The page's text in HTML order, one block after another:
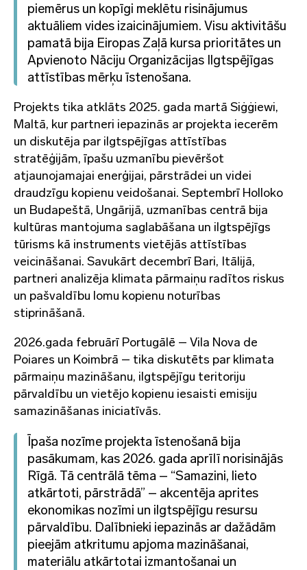
piemērus un kopīgi meklētu risinājumus
aktuāliem vides izaicinājumiem. Visu aktivitāšu
pamatā bija Eiropas Zaļā kursa prioritātes un
Apvienoto Nāciju Organizācijas Ilgtspējīgas
attīstības mērķu īstenošana.
Projekts tika atklāts 2025. gada martā Siġġiewi,
Maltā, kur partneri iepazinās ar projekta iecerēm
un diskutēja par ilgtspējīgas attīstības
stratēģijām, īpašu uzmanību pievēršot
atjaunojamajai enerģijai, pārstrādei un videi
draudzīgu kopienu veidošanai. Septembrī Holloko
un Budapeštā, Ungārijā, uzmanības centrā bija
kultūras mantojuma saglabāšana un ilgtspējīgs
tūrisms kā instruments vietējās attīstības
veicināšanai. Savukārt decembrī Bari, Itālijā,
partneri analizēja klimata pārmaiņu radītos riskus
un pašvaldību lomu kopienu noturības
stiprināšanā.
2026.gada februārī Portugālē – Vila Nova de
Poiares un Koimbrā – tika diskutēts par klimata
pārmaiņu mazināšanu, ilgtspējīgu teritoriju
pārvaldību un vietējo kopienu iesaisti emisiju
samazināšanas iniciatīvās.
Īpaša nozīme projekta īstenošanā bija
pasākumam, kas 2026. gada aprīlī norisinājās
Rīgā. Tā centrālā tēma – “Samazini, lieto
atkārtoti, pārstrādā” – akcentēja aprites
ekonomikas nozīmi un ilgtspējīgu resursu
pārvaldību. Dalībnieki iepazinās ar dažādām
pieejām atkritumu apjoma mazināšanai,
materiālu atkārtotai izmantošanai un